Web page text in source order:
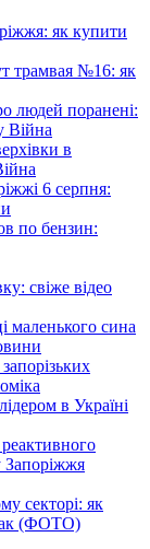
як купити
трамвая №16: як
людей поранені:
Війна
в
6 серпня:
по бензин:
свіже відео
маленького сина
в Україні
секторі: як
(ФОТО)